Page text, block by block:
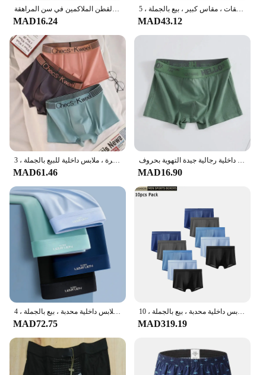
ملابس داخلية للرجال بالجملة بالإضافة إلى حجم منتصف الخصر رسالة مرحبا تنفس مريحة القطن الملاكمين في سن المراهقة
MAD16.24
ملابس داخلية رياضية للرجال متوسطة الارتفاع جيدة التهوية ، سراويل داخلية بوكسر غير ملحومة ، مقاس واحد ، سراويل داخلية مريحة للمراهقات ، مقاس كبير ، بيع بالجملة ، 5 *
MAD43.12
شورت بوكسر قطني للرجال ، سراويل داخلية سادة ، سراويل داخلية مثيرة ، ملابس داخلية رجالية جيدة التهوية ، ملابس داخلية بمقاسات كبيرة ، ملابس داخلية للبيع بالجملة ، 3 * *
MAD61.46
ملابس داخلية رجالية جيدة التهوية بحروف HELLO Letter ، مقاس كبير ، منتصف الخصر ، قطن مريح ، بوكسر المراهقين ، بيع بالجملة
MAD16.90
MAD72.75
شورت بوكسر رجالي من الحرير الجليدي ، سروال داخلي رائع ، ملابس داخلية جيدة التهوية ، سراويل داخلية رقيقة مثيرة ، ملابس داخلية محدبة ، بيع بالجملة ، 10 * *
MAD319.19